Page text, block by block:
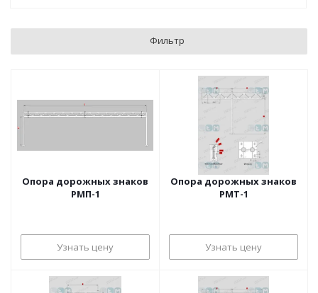
Фильтр
Опора дорожных знаков
РМП-1
Узнать цену
Опора дорожных знаков
РМТ-1
Узнать цену